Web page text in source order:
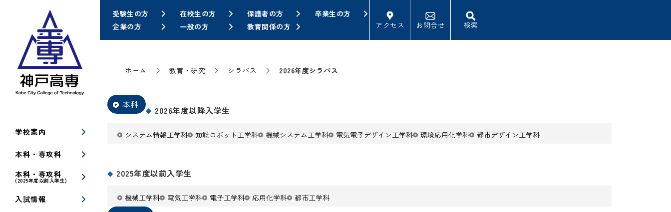
学校案内
本科・専攻科
本科・専攻科
(2025年度以前入学生)
入試情報
受験生の方 在校生の方 保護者の方
卒業生の方
企業の方
一般の方 教育関係の方 アクセス お問合せ 検索
ホーム 教育・研究 シラバス 2026年度シラバス
本科 2026年度以降入学生
システム情報工学科 知能ロボット工学科 機械システム工学科 電気電子デザイン工学科 環境応用化学科 都市デザイン工学科
2025年度以前入学生
機械工学科 電気工学科 電子工学科 応用化学科 都市工学科